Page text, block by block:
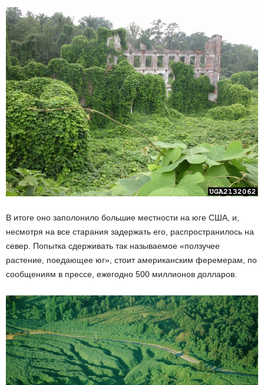
В итоге оно заполонило большие местности на юге США, и,
несмотря на все старания задержать его, распространилось на
север. Попытка сдерживать так называемое «ползучее
растение, поедающее юг», стоит американским феремерам, по
сообщениям в прессе, ежегодно 500 миллионов долларов.